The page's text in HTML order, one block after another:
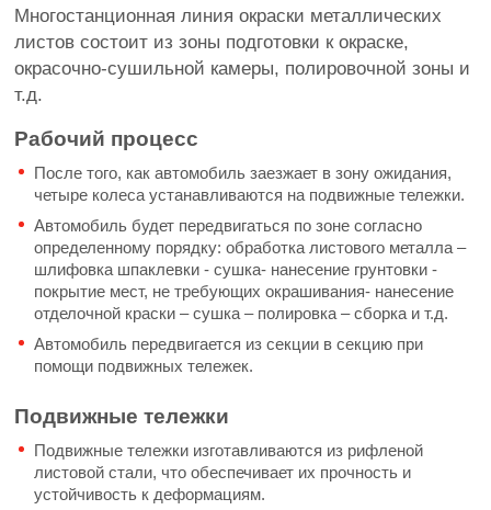
Многостанционная линия окраски металлических
листов состоит из зоны подготовки к окраске,
окрасочно-сушильной камеры, полировочной зоны и
т.д.
Рабочий процесс
После того, как автомобиль заезжает в зону ожидания,
четыре колеса устанавливаются на подвижные тележки.
Автомобиль будет передвигаться по зоне согласно
определенному порядку: обработка листового металла –
шлифовка шпаклевки - сушка- нанесение грунтовки -
покрытие мест, не требующих окрашивания- нанесение
отделочной краски – сушка – полировка – сборка и т.д.
Автомобиль передвигается из секции в секцию при
помощи подвижных тележек.
Подвижные тележки
Подвижные тележки изготавливаются из рифленой
листовой стали, что обеспечивает их прочность и
устойчивость к деформациям.